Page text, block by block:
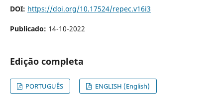
DOI: https://doi.org/10.17524/repec.v16i3
Publicado: 14-10-2022
Edição completa
PORTUGUÊS ENGLISH (English)